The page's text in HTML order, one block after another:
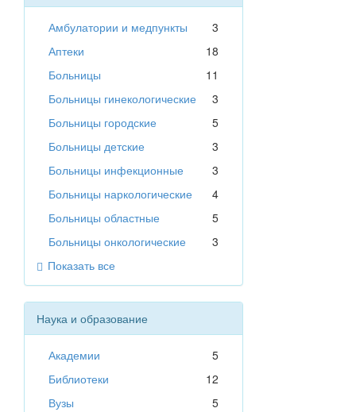
Амбулатории и медпункты
3
Аптеки
18
Больницы
11
Больницы гинекологические
3
Больницы городские
5
Больницы детские
3
Больницы инфекционные
3
Больницы наркологические
4
Больницы областные
5
Больницы онкологические
3
Показать все
Наука и образование
Академии
5
Библиотеки
12
Вузы
5